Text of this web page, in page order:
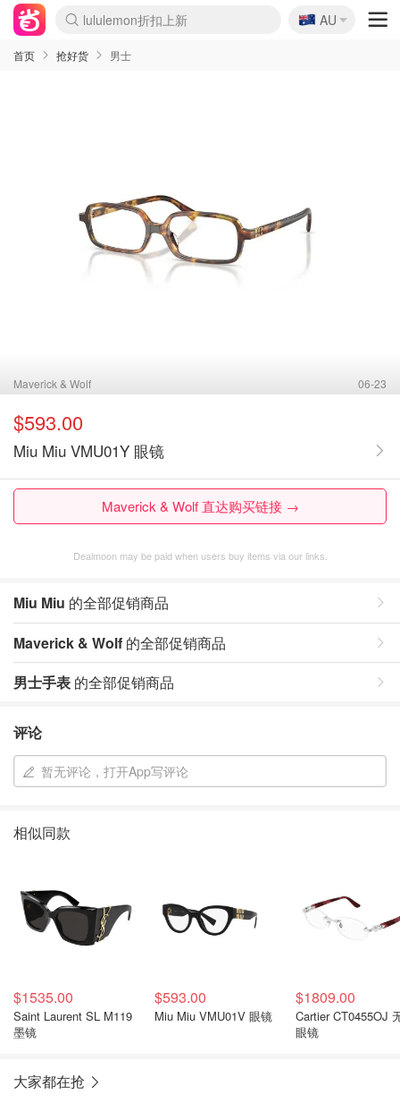
lululemon折扣上新
Sasa美妆护肤3.5折
SSENSE年中2.5折
FreshBeauty好价汇总
Cettire降价+叠9折
WWS Coles超市实拍
viagogo二手票捡漏
Myer超级周末
The Outnet奢牌1折起
David Jones 3折起
Flannels大牌1折
Perfumes Club护肤1折
AMIRO面罩$251
Amazon折扣汇总
eToro入金$200送$50
Amazon数码好物
ICONIC本周7.5折
ThedoubleF高奢地板价
Moose Knuckles 6折
丝芙兰5折起
EUFY摄像头$98
Selenichast首饰2折
Trip机票酒店促销
YSL送5件彩妆礼
Amazon家居好物
Amazon美妆护肤
雅漾大喷$8
过敏原检测盒$33
伊索独家赠50ml沐浴露
科颜氏高保湿面霜$29
SEALIFE海洋馆门票6折
丝塔芙大白罐$16
订阅Newsletter送香薰
Cult Beauty 6.8折
Harrods圣诞日历$525
LN-CC奢牌私促3折
d'Alba空姐喷雾$16
EVE LOM套装£56
Bernardelli独家4折
Adore Beauty 6折起
CT圣诞日历
Mytheresa奢品2.7折
Luxury Escapes 9折
Currentbody美容仪$881
MOON Garden Live
Roborock扫地机$649
Tingo Life水杯$24
Valentino官网5折
CR洗护套装$23
修丽可4件套$159
Myer彩妆2件7折
GANNI官网4.5折
Stylevana韩妆4折
Tessabit高奢8.5折
OGX洗发水$11
Amazon阿德莱德次日达
卡诗8.5折+赠礼
Philips Hue灯具8折
🇦🇺
AU
首页 抢好货 男士
Maverick & Wolf 06-23
$593.00
Miu Miu VMU01Y 眼镜
Maverick & Wolf 直达购买链接 →
Dealmoon may be paid when users buy items via our links.
Miu Miu 的全部促销商品
Maverick & Wolf 的全部促销商品
男士手表 的全部促销商品
评论
暂无评论，打开App写评论
相似同款
$1535.00
Saint Laurent SL M119
墨镜
$593.00
Miu Miu VMU01V 眼镜
$1809.00
Cartier CT0455OJ
眼镜
大家都在抢